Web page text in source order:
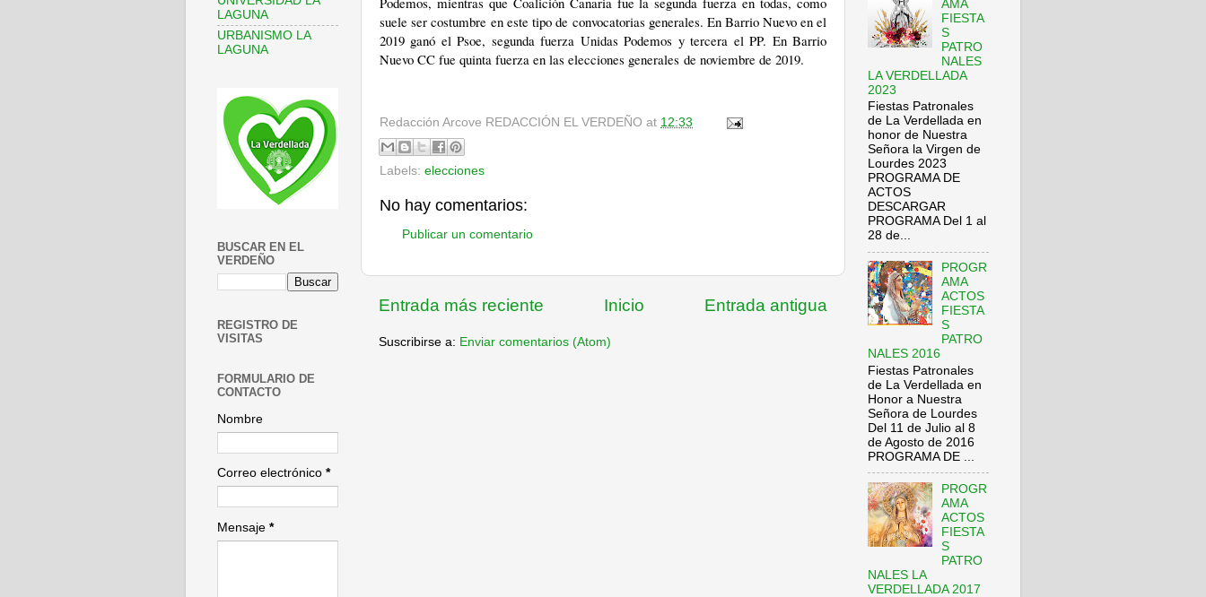
suele ser costumbre en este tipo de convocatorias generales. En Barrio Nuevo en el
2019 ganó el Psoe, segunda fuerza Unidas Podemos y tercera el PP. En Barrio
Nuevo CC fue quinta fuerza en las elecciones generales de noviembre de 2019.
Redacción Arcove REDACCIÓN EL VERDEÑO at 12:33
Labels: elecciones
No hay comentarios:
Publicar un comentario
Entrada más reciente Entrada antigua
Inicio
Suscribirse a: Enviar comentarios (Atom)
LAGUNA
URBANISMO LA
LAGUNA
BUSCAR EN EL
VERDEÑO
REGISTRO DE
VISITAS
FORMULARIO DE
CONTACTO
Nombre
Correo electrónico *
Mensaje *
AMA
FIESTA
S
PATRO
NALES
LA VERDELLADA
2023
Fiestas Patronales
de La Verdellada en
honor de Nuestra
Señora la Virgen de
Lourdes 2023
PROGRAMA DE
ACTOS
DESCARGAR
PROGRAMA Del 1 al
28 de...
PROGR
AMA
ACTOS
FIESTA
S
PATRO
NALES 2016
Fiestas Patronales
de La Verdellada en
Honor a Nuestra
Señora de Lourdes
Del 11 de Julio al 8
de Agosto de 2016
PROGRAMA DE ...
PROGR
AMA
ACTOS
FIESTA
S
PATRO
NALES LA
VERDELLADA 2017